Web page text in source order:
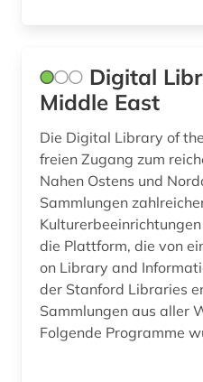
Digital
Middle East
Die Digital Library of
freien Zugang zum
Nahen Ostens und
Sammlungen
die Plattform, die von
on Library and
der Stanford Libraries
Sammlungen aus aller
Folgende Programme